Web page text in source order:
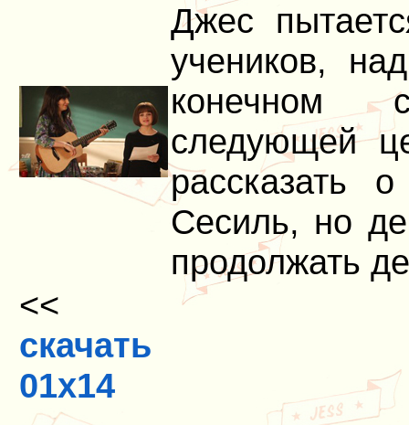
Джес
учеников,
конечном
следующей
рассказать
Сесиль, но
продолжать
<<
скачать
01x14